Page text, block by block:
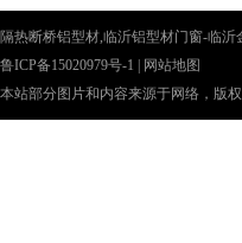
隔热断桥铝型材,临沂铝型材门窗-临沂
鲁ICP备15020979号-1
网站地图
本站部分图片和内容来源于网络，版